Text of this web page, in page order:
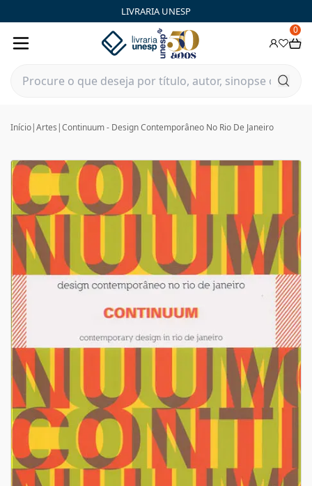
LIVRARIA UNESP
0
Início|Artes |Continuum - Design Contemporâneo No Rio De Janeiro